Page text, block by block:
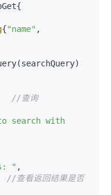
{"name"
//查询
search with
" ,
//查看返回结果是否